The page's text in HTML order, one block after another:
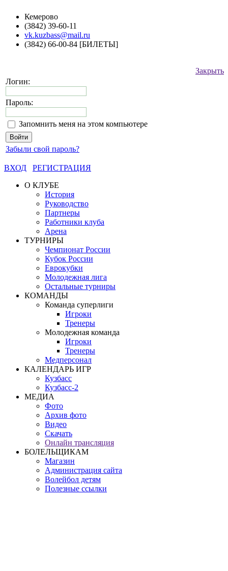
Кемерово
(3842) 39-60-11
vk.kuzbass@mail.ru
(3842) 66-00-84 [БИЛЕТЫ]
Закрыть
Логин:
Пароль:
Запомнить меня на этом компьютере
Забыли свой пароль?
ВХОД
РЕГИСТРАЦИЯ
О КЛУБЕ
История
Руководство
Партнеры
Работники клуба
Арена
ТУРНИРЫ
Чемпионат России
Кубок России
Еврокубки
Молодежная лига
Остальные турниры
КОМАНДЫ
Команда суперлиги
Игроки
Тренеры
Молодежная команда
Игроки
Тренеры
Медперсонал
КАЛЕНДАРЬ ИГР
Кузбасс
Кузбасс-2
МЕДИА
Фото
Архив фото
Видео
Скачать
Онлайн трансляция
БОЛЕЛЬЩИКАМ
Магазин
Администрация сайта
Волейбол детям
Полезные ссылки